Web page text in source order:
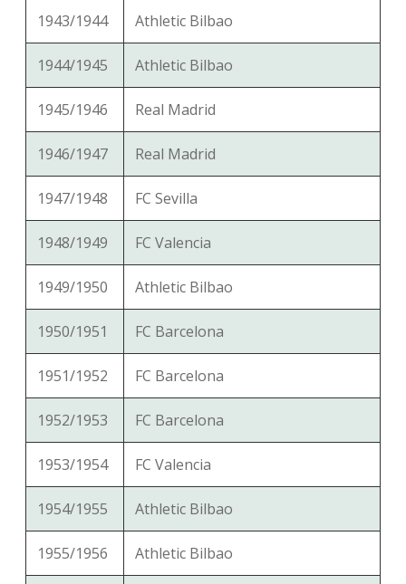
1943/1944 Athletic Bilbao
1944/1945 Athletic Bilbao
1945/1946 Real Madrid
1946/1947 Real Madrid
1947/1948 FC Sevilla
1948/1949 FC Valencia
1949/1950 Athletic Bilbao
1950/1951 FC Barcelona
1951/1952 FC Barcelona
1952/1953 FC Barcelona
1953/1954 FC Valencia
1954/1955 Athletic Bilbao
1955/1956 Athletic Bilbao